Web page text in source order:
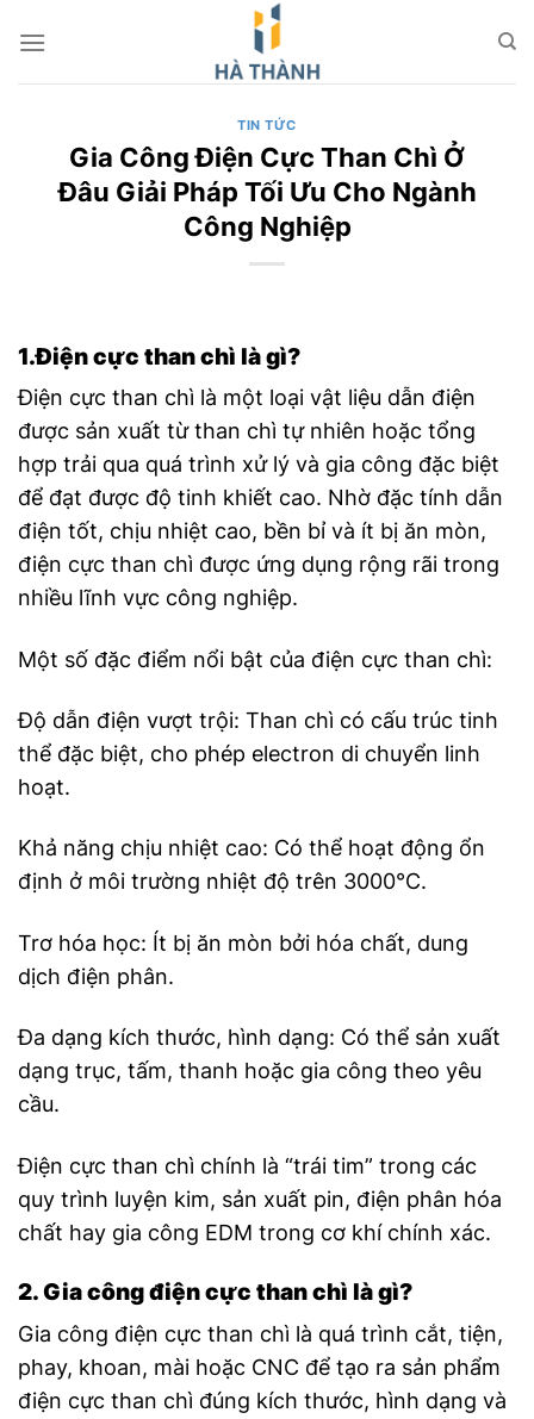
đến
TIN TỨC
Gia Công Điện Cực Than Chì Ở
Đâu Giải Pháp Tối Ưu Cho Ngành
Công Nghiệp
1.Điện cực than chì là gì?
Điện cực than chì là một loại vật liệu dẫn điện
được sản xuất từ than chì tự nhiên hoặc tổng
hợp trải qua quá trình xử lý và gia công đặc biệt
để đạt được độ tinh khiết cao. Nhờ đặc tính dẫn
điện tốt, chịu nhiệt cao, bền bỉ và ít bị ăn mòn,
điện cực than chì được ứng dụng rộng rãi trong
nhiều lĩnh vực công nghiệp.
Một số đặc điểm nổi bật của điện cực than chì:
Độ dẫn điện vượt trội: Than chì có cấu trúc tinh
thể đặc biệt, cho phép electron di chuyển linh
hoạt.
Khả năng chịu nhiệt cao: Có thể hoạt động ổn
định ở môi trường nhiệt độ trên 3000°C.
Trơ hóa học: Ít bị ăn mòn bởi hóa chất, dung
dịch điện phân.
Đa dạng kích thước, hình dạng: Có thể sản xuất
dạng trục, tấm, thanh hoặc gia công theo yêu
cầu.
Điện cực than chì chính là “trái tim” trong các
quy trình luyện kim, sản xuất pin, điện phân hóa
chất hay gia công EDM trong cơ khí chính xác.
2. Gia công điện cực than chì là gì?
Gia công điện cực than chì là quá trình cắt, tiện,
phay, khoan, mài hoặc CNC để tạo ra sản phẩm
điện cực than chì đúng kích thước, hình dạng và